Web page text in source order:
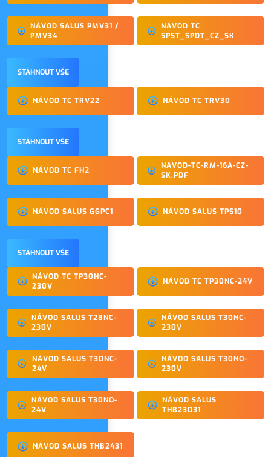
NÁVOD SALUS PMV31 /
PMV34
NÁVOD TC
SPST_SPDT_CZ_SK
STÁHNOUT VŠE
NÁVOD TC TRV22 NÁVOD TC TRV30
STÁHNOUT VŠE
NÁVOD TC FH2
NAVOD-TC-RM-16A-CZ-
SK.PDF
NÁVOD SALUS GGPC1 NÁVOD SALUS TPS10
STÁHNOUT VŠE
NÁVOD TC TP30NC-
230V
NÁVOD TC TP30NC-24V
NÁVOD SALUS T28NC-
230V
NÁVOD SALUS T30NC-
230V
NÁVOD SALUS T30NC-
24V
NÁVOD SALUS T30NO-
230V
NÁVOD SALUS T30NO-
24V
NÁVOD SALUS
THB23031
NÁVOD SALUS THB2431